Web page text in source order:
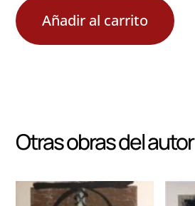
Añadir al carrito
Otras obras del autor